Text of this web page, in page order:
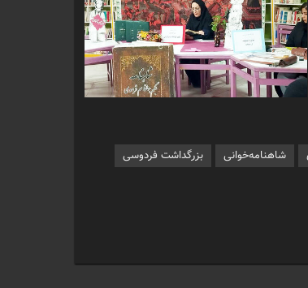
شاهنامه‌خوانی بزرگداشت فردوسی